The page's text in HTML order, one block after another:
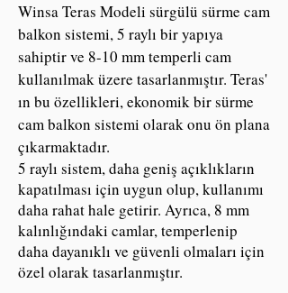
Winsa Teras Modeli sürgülü sürme cam
balkon sistemi, 5 raylı bir yapıya
sahiptir ve 8-10 mm temperli cam
kullanılmak üzere tasarlanmıştır. Teras'
ın bu özellikleri, ekonomik bir sürme
cam balkon sistemi olarak onu ön plana
çıkarmaktadır.
5 raylı sistem, daha geniş açıklıkların
kapatılması için uygun olup, kullanımı
daha rahat hale getirir. Ayrıca, 8 mm
kalınlığındaki camlar, temperlenip
daha dayanıklı ve güvenli olmaları için
özel olarak tasarlanmıştır.